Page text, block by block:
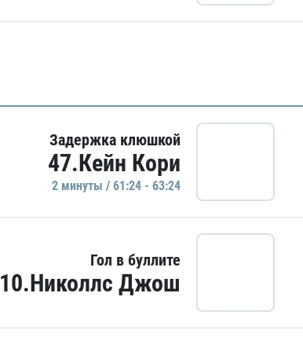
Задержка клюшкой
47.Кейн Кори
2 минуты / 61:24 - 63:24
Гол в буллите
10.Николлс Джош